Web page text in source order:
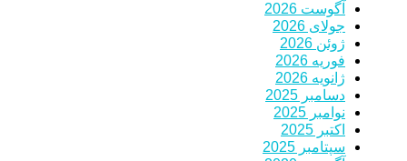
آگوست 2026
جولای 2026
ژوئن 2026
فوریه 2026
ژانویه 2026
دسامبر 2025
نوامبر 2025
اکتبر 2025
سپتامبر 2025